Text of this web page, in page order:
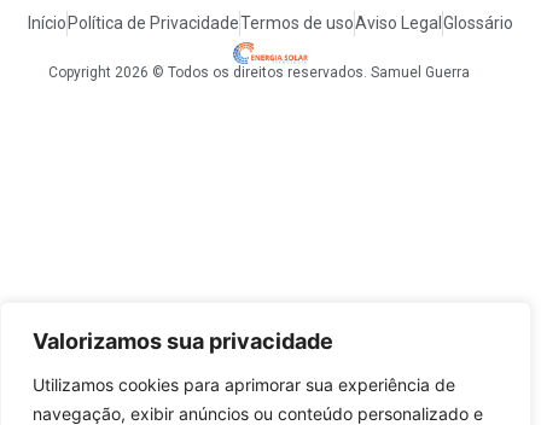
Valorizamos sua privacidade
Utilizamos cookies para aprimorar sua experiência de
navegação, exibir anúncios ou conteúdo personalizado e
Início Política de PrivacidadeTermos de usoAviso Legal Glossário
Copyright 2026 © Todos os direitos reservados. Samuel Guerra